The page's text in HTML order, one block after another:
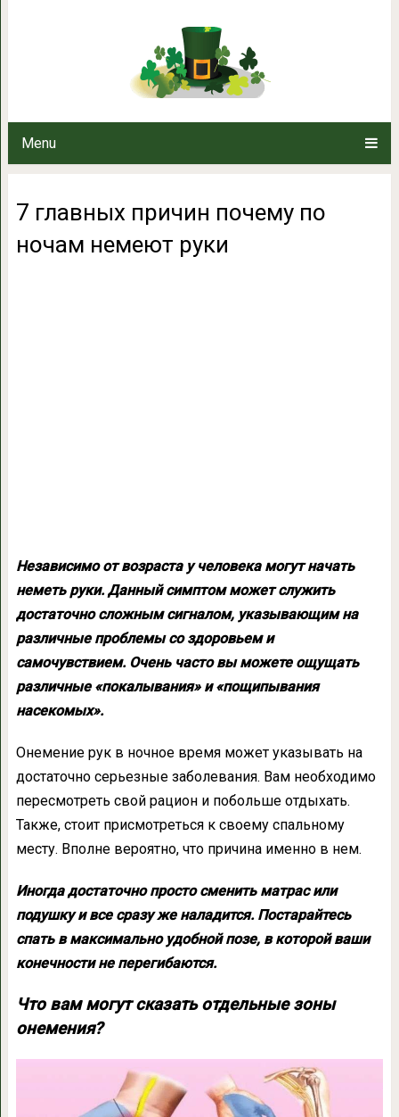
Menu
7 главных причин
7 главных причин почему по
ночам немеют руки
Независимо от возраста у человека могут начать
неметь руки. Данный симптом может служить
достаточно сложным сигналом, указывающим на
различные проблемы со здоровьем и
самочувствием. Очень часто вы можете ощущать
различные «покалывания» и «пощипывания
насекомых».
Онемение рук в ночное время может указывать на
достаточно серьезные заболевания. Вам необходимо
пересмотреть свой рацион и побольше отдыхать.
Также, стоит присмотреться к своему спальному
месту. Вполне вероятно, что причина именно в нем.
Иногда достаточно просто сменить матрас или
подушку и все сразу же наладится. Постарайтесь
спать в максимально удобной позе, в которой ваши
конечности не перегибаются.
Что вам могут сказать отдельные зоны
онемения?